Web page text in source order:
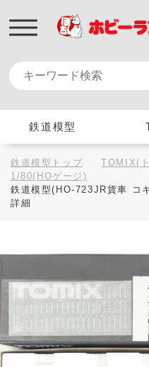
鉄道模型
鉄道模型トップ
TOMIX(
1/80(HOゲージ)
鉄道模型(HO-723JR貨車 コ
詳細